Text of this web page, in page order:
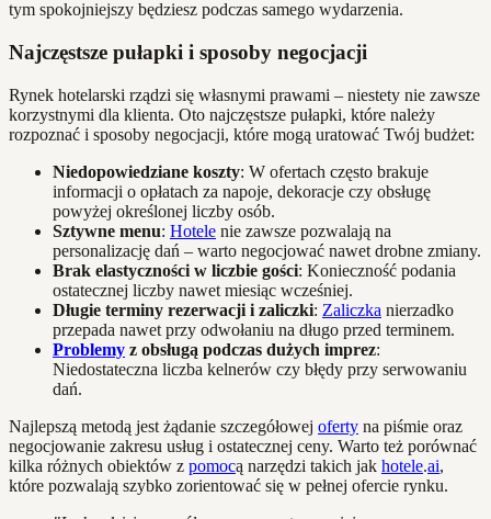
tym spokojniejszy będziesz podczas samego wydarzenia.
Najczęstsze pułapki i sposoby negocjacji
Rynek hotelarski rządzi się własnymi prawami – niestety nie zawsze
korzystnymi dla klienta. Oto najczęstsze pułapki, które należy
rozpoznać i sposoby negocjacji, które mogą uratować Twój budżet:
Niedopowiedziane koszty: W ofertach często brakuje
informacji o opłatach za napoje, dekoracje czy obsługę
powyżej określonej liczby osób.
Sztywne menu: Hotele nie zawsze pozwalają na
personalizację dań – warto negocjować nawet drobne zmiany.
Brak elastyczności w liczbie gości: Konieczność podania
ostatecznej liczby nawet miesiąc wcześniej.
Długie terminy rezerwacji i zaliczki: Zaliczka nierzadko
przepada nawet przy odwołaniu na długo przed terminem.
Problemy z obsługą podczas dużych imprez:
Niedostateczna liczba kelnerów czy błędy przy serwowaniu
dań.
Najlepszą metodą jest żądanie szczegółowej oferty na piśmie oraz
negocjowanie zakresu usług i ostatecznej ceny. Warto też porównać
kilka różnych obiektów z pomocą narzędzi takich jak hotele.ai,
które pozwalają szybko zorientować się w pełnej ofercie rynku.